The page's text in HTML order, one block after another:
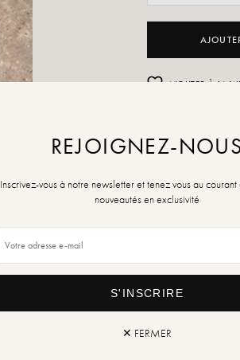
AJOUTER À LA
Retours et
REJOIGNEZ-NOUS
Inscrivez-vous à notre newsletter et tenez vous au
nouveautés en exclusivité
S'INSCRIRE
✕ FERMER